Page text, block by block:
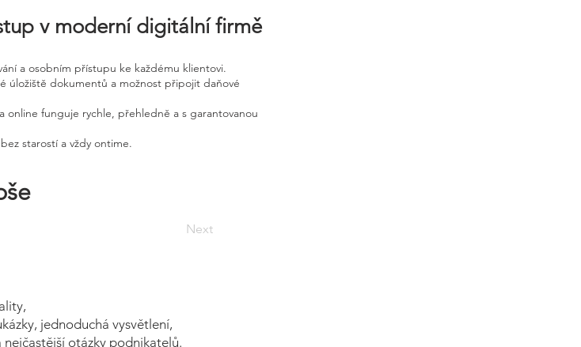
v moderní digitální firmě
a osobním přístupu ke každému klientovi.
úložiště dokumentů a možnost připojit daňové
online funguje rychle, přehledně a s garantovanou
starostí a vždy ontime.
Next
jednoduchá vysvětlení,
otázky podnikatelů.